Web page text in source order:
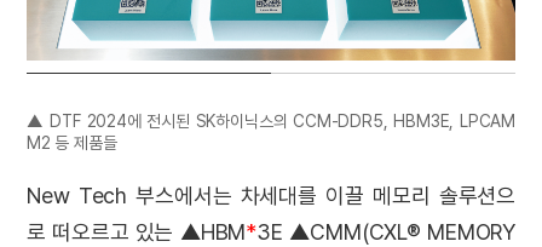
▲ DTF 2024에 전시된 SK하이닉스의 CCM-DDR5, HBM3E, LPCAM
M2 등 제품들
New Tech 부스에서는 차세대를 이끌 메모리 솔루션으
로 떠오르고 있는 ▲HBM*3E ▲CMM(CXL® MEMORY